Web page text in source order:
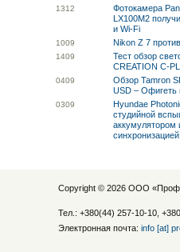
1312
Фотокамера
LX100M2
и Wi-Fi
1009 Nikon Z 7
1409
Тест обзор
CREATION C-
0409
Обзор Tamron
USD – Офигеть
0309
Hyundae
студийной
аккумулятором
синхронизацией.
Copyright © 2026 ООО «
Тел.: +380(44) 257-10-10,
Электронная почта: info [at]